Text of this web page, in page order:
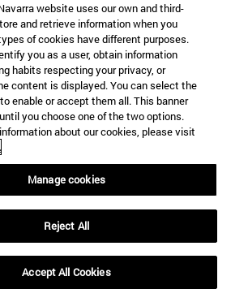
website uses our own and third-
and retrieve information when you
of cookies have different purposes.
you as a user, obtain information
habits respecting your privacy, or
content is displayed. You can select the
enable or accept them all. This banner
you choose one of the two options.
about our cookies, please visit
Manage cookies
Reject All
Accept All Cookies